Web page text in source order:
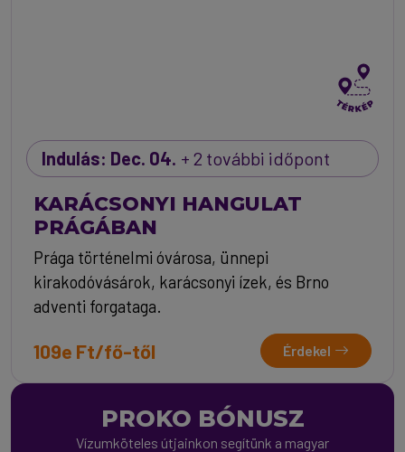
Indulás: Dec. 04. + 2 további időpont
KARÁCSONYI HANGULAT
PRÁGÁBAN
Prága történelmi óvárosa, ünnepi
kirakodóvásárok, karácsonyi ízek, és Brno
adventi forgataga.
109e Ft/fő-től Érdekel
PROKO BÓNUSZ
Vízumköteles útjainkon segítünk a magyar